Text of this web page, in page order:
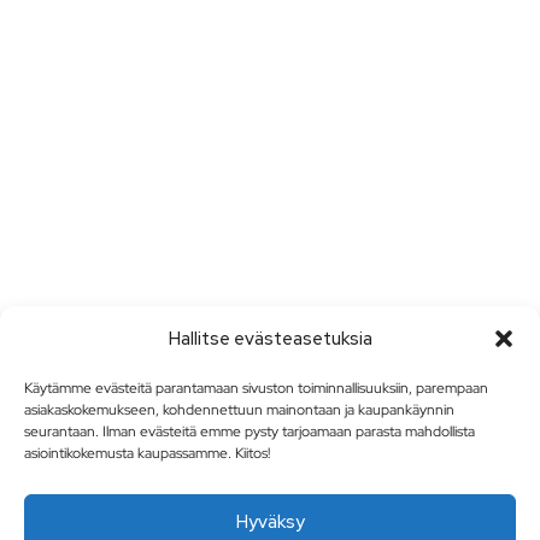
Hallitse evästeasetuksia
Käytämme evästeitä parantamaan sivuston toiminnallisuuksiin, parempaan
asiakaskokemukseen, kohdennettuun mainontaan ja kaupankäynnin
seurantaan. Ilman evästeitä emme pysty tarjoamaan parasta mahdollista
asiointikokemusta kaupassamme. Kiitos!
Hyväksy